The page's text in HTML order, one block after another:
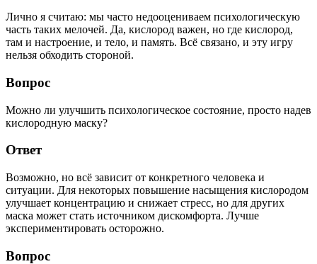
Лично я считаю: мы часто недооцениваем психологическую
часть таких мелочей. Да, кислород важен, но где кислород,
там и настроение, и тело, и память. Всё связано, и эту игру
нельзя обходить стороной.
Вопрос
Можно ли улучшить психологическое состояние, просто надев
кислородную маску?
Ответ
Возможно, но всё зависит от конкретного человека и
ситуации. Для некоторых повышение насыщения кислородом
улучшает концентрацию и снижает стресс, но для других
маска может стать источником дискомфорта. Лучше
экспериментировать осторожно.
Вопрос